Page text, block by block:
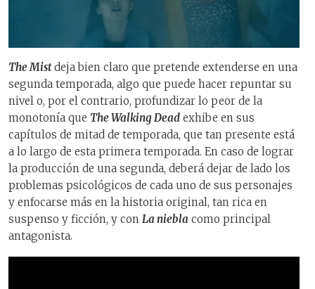
The Mistdeja bien claro que pretende extenderse en una
segunda temporada, algo que puede hacer repuntar su
nivel o, por el contrario, profundizar lo peor de la
monotonía que The Walking Dead exhibe en sus
capítulos de mitad de temporada, que tan presente está
a lo largo de esta primera temporada. En caso de lograr
la producción de una segunda, deberá dejar de lado los
problemas psicológicos de cada uno de sus personajes
y enfocarse más en la historia original, tan rica en
suspenso y ficción, y con La niebla como principal
antagonista.